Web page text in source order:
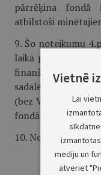
pārrēķina fondā
atbilstoši
9. Šo noteikumu
laikā pēc Ministru
finanšu
sadales kārtību
(bez Valsts kases
fondā.
10. Noteikumi
Vietnē
Lai
mediju un
atveriet